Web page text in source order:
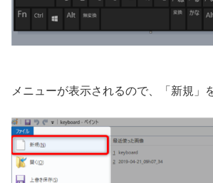
メニューが表示されるので、「新規」